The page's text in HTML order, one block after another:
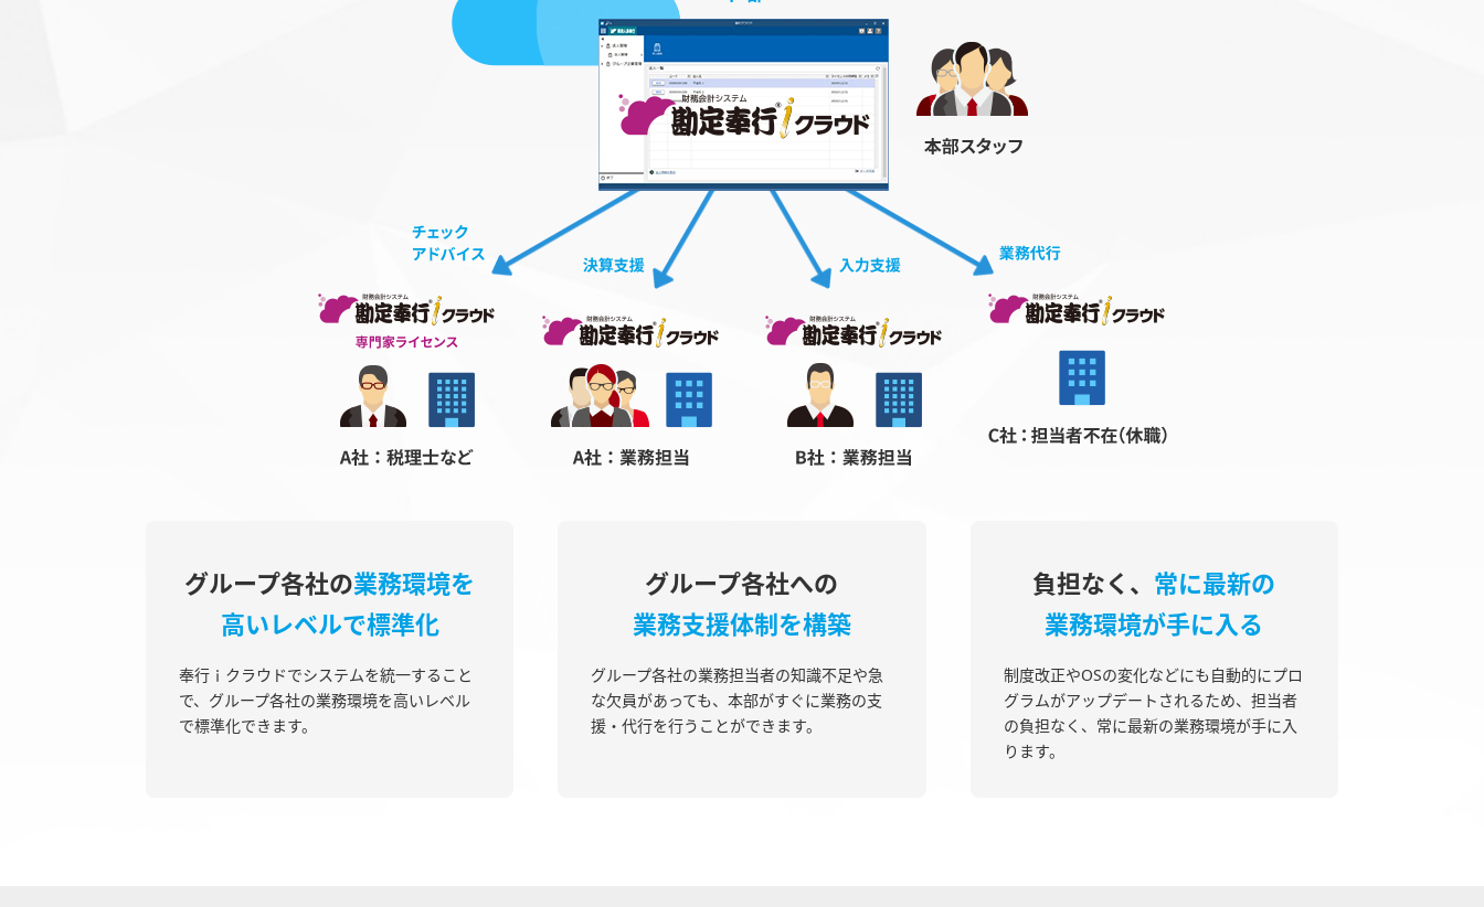
グループ各社の業務環境を
高いレベルで標準化
奉行ｉクラウドでシステムを統一すること
で、グループ各社の業務環境を高いレベル
で標準化できます。
グループ各社への
業務支援体制を構築
グループ各社の業務担当者の知識不足や急
な欠員があっても、本部がすぐに業務の支
援・代行を行うことができます。
負担なく、 常に最新の
業務環境が手に入る
制度改正やOSの変化などにも自動的にプロ
グラムがアップデートされるため、担当者
の負担なく、常に最新の業務環境が手に入
ります。